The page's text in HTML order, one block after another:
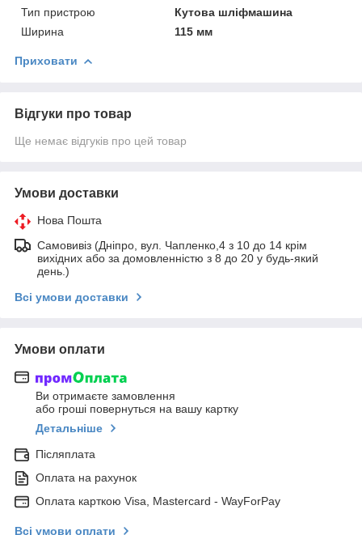
Тип пристрою
Кутова шліфмашина
Ширина
115 мм
Приховати
Відгуки про товар
Ще немає відгуків про цей товар
Умови доставки
Нова Пошта
Самовивіз (Дніпро, вул. Чапленко,4 з 10 до 14 крім
вихідних або за домовленністю з 8 до 20 у будь-який
день.)
Всі умови доставки
Умови оплати
Ви отримаєте замовлення
або гроші повернуться на вашу картку
Детальніше
Післяплата
Оплата на рахунок
Оплата карткою Visa, Mastercard - WayForPay
Всі умови оплати